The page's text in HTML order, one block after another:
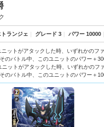
トランジェ ｜ グレード 3 ｜ パワー 10000 ｜
ニットがアタックした時、いずれかのフ
のバトル中、このユニットのパワー＋
ニットがアタックした時、いずれかのフ
のバトル中、このユニットのパワー＋